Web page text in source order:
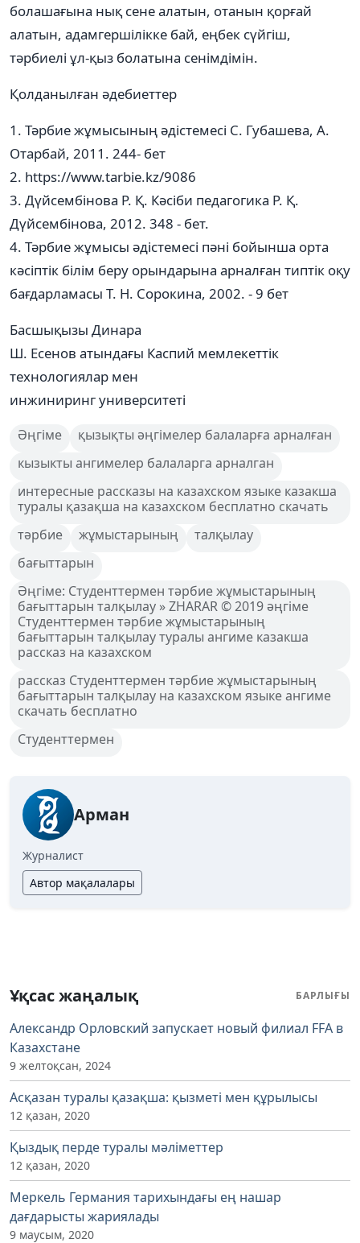
болашағына нық сене алатын, отанын қорғай
алатын, адамгершілікке бай, еңбек сүйгіш,
тәрбиелі ұл-қыз болатына сенімдімін.
Қолданылған әдебиеттер
1. Тәрбие жұмысының әдістемесі С. Губашева, А.
Отарбай, 2011. 244- бет
2. https://www.tarbie.kz/9086
3. Дүйсембінова Р. Қ. Кәсіби педагогика Р. Қ.
Дүйсембінова, 2012. 348 - бет.
4. Тәрбие жұмысы әдістемесі пәні бойынша орта
кәсіптік білім беру орындарына арналған типтік оқу
бағдарламасы Т. Н. Сорокина, 2002. - 9 бет
Басшықызы Динара
Ш. Есенов атындағы Каспий мемлекеттік
технологиялар мен
инжиниринг университеті
Әңгіме
қызықты әңгімелер балаларға арналған
кызыкты ангимелер балаларга арналган
интересные рассказы на казахском языке казакша
туралы қазақша на казахском бесплатно скачать
тәрбие
жұмыстарының
талқылау
бағыттарын
Әңгіме: Студенттермен тәрбие жұмыстарының
бағыттарын талқылау » ZHARAR © 2019 әңгіме
Студенттермен тәрбие жұмыстарының
бағыттарын талқылау туралы ангиме казакша
рассказ на казахском
рассказ Студенттермен тәрбие жұмыстарының
бағыттарын талқылау на казахском языке ангиме
скачать бесплатно
Студенттермен
Арман
Журналист
Автор мақалалары
Ұқсас жаңалық БАРЛЫҒЫ
Александр Орловский запускает новый филиал FFA в
Казахстане
9 желтоқсан, 2024
Асқазан туралы қазақша: қызметі мен құрылысы
12 қазан, 2020
Қыздық перде туралы мәліметтер
12 қазан, 2020
Меркель Германия тарихындағы ең нашар
дағдарысты жариялады
9 маусым, 2020